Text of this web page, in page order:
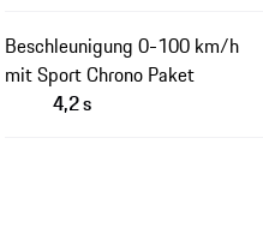
Beschleunigung 0-100 km/h
mit Sport Chrono Paket
4,2 s